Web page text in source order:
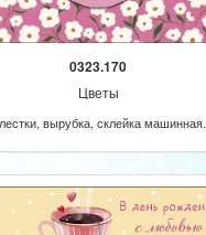
0323.170
Цветы
вырубка, склейка машинная.